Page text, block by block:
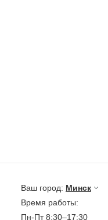
Ваш город: Минск
Время работы:
Пн-Пт 8:30–17:30